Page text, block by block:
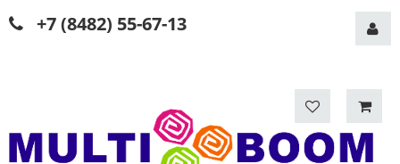
+7 (8482) 55-67-13